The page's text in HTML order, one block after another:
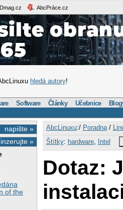
AbcPráce.cz
hledá autory!
Software Články Učebnice
napište »
inzerujte »
of the
AbcLinuxu:/ Poradna/
Štítky: hardware, Intel
Dotaz: